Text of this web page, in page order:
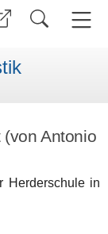
Antonio
Herderschule in